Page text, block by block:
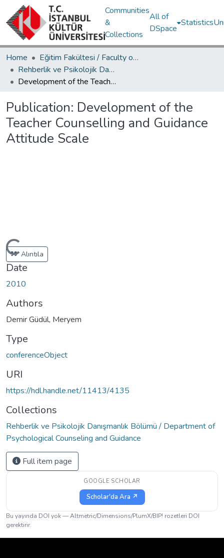
Communities
&
Collections
All of
DSpace
Statistics
Home
Eğitim Fakültesi / Faculty of Education
Rehberlik ve Psikolojik Danışmanlık Bölümü / Department of Psychological Counseling and Guidance
Development of the Teacher Counselling and Guidance Attitude Scale
Publication: Development of the
Teacher Counselling and Guidance
Attitude Scale
Loading...Alıntıla
Date
2010
Authors
Demir Güdül, Meryem
Type
conferenceObject
URI
https://hdl.handle.net/11413/4135
Collections
Rehberlik ve Psikolojik Danışmanlık Bölümü / Department of
Psychological Counseling and Guidance
Full item page
GOOGLE SCHOLAR
Scholar'da Ara ↗
Bu yayında DOI yok — Altmetric/Dimensions/PlumX/BIP! rozetleri DOI
gerektirir.